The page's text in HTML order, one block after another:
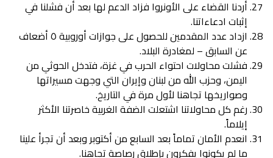
أردنا القضاء على الأونروا فزاد الدعم لها بعد أن فشلنا في
إثبات ادعاءاتنا.
ازداد عدد المقدمين للحصول على جوازات أوروبية ٥ أضعاف
عن السابق – لمغادرة البلاد.
فشلت محاولات احتواء الحرب في غزة، فتدخل الحوثي من
اليمن، وحزب الله من لبنان وإيران التي وجهت مسيراتها
وصواريخها تجاهنا لأول مرة في التاريخ.
رغم كل محاولاتنا اشتعلت الضفة الغربية خاصرتنا الأكثر
إيلاماً.
انعدم الأمان تماماً بعد السابع من أكتوبر وبعد أن تجرأ علينا
ما لم يكونوا يفكرون بإطلاق رصاصة تجاهنا.